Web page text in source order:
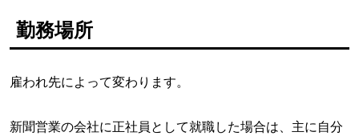
勤務場所
雇われ先によって変わります。
新聞営業の会社に正社員として就職した場合は、主に自分